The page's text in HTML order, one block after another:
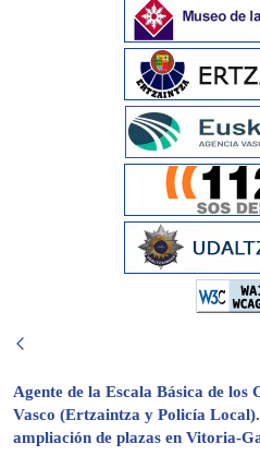
Agente de la Escala Básica de los
Vasco (Ertzaintza y Policía
ampliación de plazas en Vitoria-